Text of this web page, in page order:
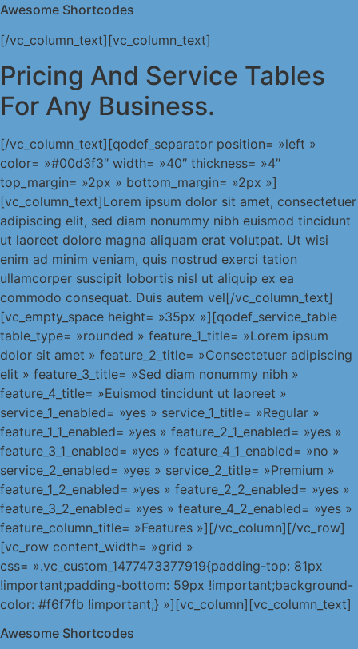
Awesome Shortcodes
[/vc_column_text][vc_column_text]
Pricing And Service Tables
For Any Business.
[/vc_column_text][qodef_separator position= »left »
color= »#00d3f3″ width= »40″ thickness= »4″
top_margin= »2px » bottom_margin= »2px »]
[vc_column_text]Lorem ipsum dolor sit amet, consectetuer
adipiscing elit, sed diam nonummy nibh euismod tincidunt
ut laoreet dolore magna aliquam erat volutpat. Ut wisi
enim ad minim veniam, quis nostrud exerci tation
ullamcorper suscipit lobortis nisl ut aliquip ex ea
commodo consequat. Duis autem vel[/vc_column_text]
[vc_empty_space height= »35px »][qodef_service_table
table_type= »rounded » feature_1_title= »Lorem ipsum
dolor sit amet » feature_2_title= »Consectetuer adipiscing
elit » feature_3_title= »Sed diam nonummy nibh »
feature_4_title= »Euismod tincidunt ut laoreet »
service_1_enabled= »yes » service_1_title= »Regular »
feature_1_1_enabled= »yes » feature_2_1_enabled= »yes »
feature_3_1_enabled= »yes » feature_4_1_enabled= »no »
service_2_enabled= »yes » service_2_title= »Premium »
feature_1_2_enabled= »yes » feature_2_2_enabled= »yes »
feature_3_2_enabled= »yes » feature_4_2_enabled= »yes »
feature_column_title= »Features »][/vc_column][/vc_row]
[vc_row content_width= »grid »
css= ».vc_custom_1477473377919{padding-top: 81px
!important;padding-bottom: 59px !important;background-
color: #f6f7fb !important;} »][vc_column][vc_column_text]
Awesome Shortcodes